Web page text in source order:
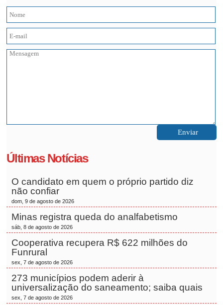
Últimas Notícias
O candidato em quem o próprio partido diz
não confiar
dom, 9 de agosto de 2026
Minas registra queda do analfabetismo
sáb, 8 de agosto de 2026
Cooperativa recupera R$ 622 milhões do
Funrural
sex, 7 de agosto de 2026
273 municípios podem aderir à
universalização do saneamento; saiba quais
sex, 7 de agosto de 2026